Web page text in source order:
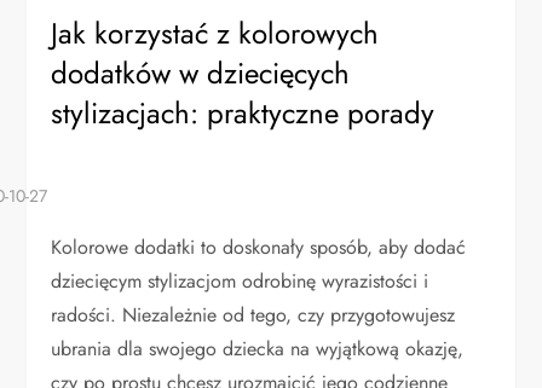
Jak korzystać z kolorowych
dodatków w dziecięcych
stylizacjach: praktyczne porady
Kolorowe dodatki to doskonały sposób, aby dodać
dziecięcym stylizacjom odrobinę wyrazistości i
radości. Niezależnie od tego, czy przygotowujesz
ubrania dla swojego dziecka na wyjątkową okazję,